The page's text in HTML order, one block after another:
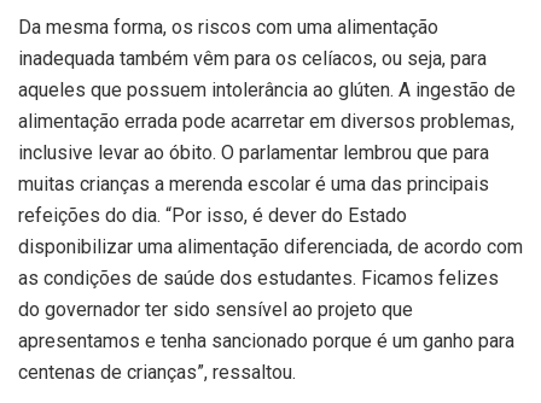
Da mesma forma, os riscos com uma alimentação
inadequada também vêm para os celíacos, ou seja, para
aqueles que possuem intolerância ao glúten. A ingestão de
alimentação errada pode acarretar em diversos problemas,
inclusive levar ao óbito. O parlamentar lembrou que para
muitas crianças a merenda escolar é uma das principais
refeições do dia. “Por isso, é dever do Estado
disponibilizar uma alimentação diferenciada, de acordo com
as condições de saúde dos estudantes. Ficamos felizes
do governador ter sido sensível ao projeto que
apresentamos e tenha sancionado porque é um ganho para
centenas de crianças”, ressaltou.